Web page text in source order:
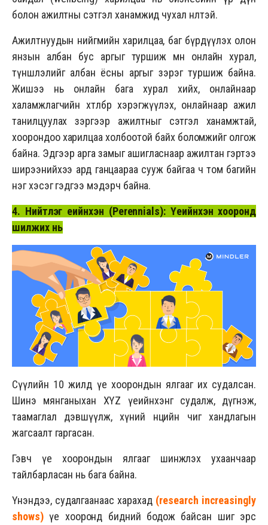
болон ажилтны сэтгэл ханамжид чухал нөлөөтэй.
Ажилтнуудын нийгмийн харилцаа, баг бүрдүүлэх олон
янзын албан бус аргыг туршиж мөн онлайн хурал,
түншлэлийг албан ёсны аргыг зэрэг туршиж байна.
Жишээ нь онлайн бага хурал хийх, онлайнаар
халамжлагчийн хөтөлбөр хэрэгжүүлэх, онлайнаар ажил
танилцуулах зэргээр ажилтныг сэтгэл ханамжтай,
хоорондоо харилцаа холбоотой байх боломжийг олгож
байна. Эдгээр арга замыг ашигласнаар ажилтан гэртээ
ширээнийхээ ард ганцаараа сууж байгаа ч том багийн
нэг хэсэг гэдгээ мэдэрч байна.
4. Нийтлэг үеийнхэн (Perennials): Үеийнхэн хооронд
шилжих нь
Сүүлийн 10 жилд үе хоорондын ялгааг их судалсан.
Шинэ мянганыхан XYZ үеийнхэнг судалж, дүгнэж,
таамаглал дэвшүүлж, хүний нөөцийн чиг хандлагын
жагсаалт гаргасан.
Гэвч үе хоорондын ялгааг шинжлэх ухаанчаар
тайлбарласан нь бага байна.
Үнэндээ, судалгаанаас харахад (research increasingly
shows)үе хооронд бидний бодож байсан шиг эрс